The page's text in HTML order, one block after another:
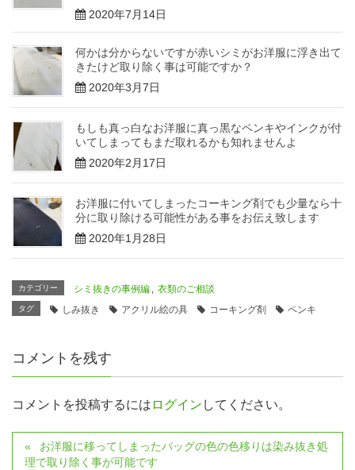
2020年7月14日
何かは分からないですが赤いシミがお洋服に浮き出て
きたけど取り除く事は可能ですか？
2020年3月7日
もしも真っ白なお洋服に真っ黒なペンキやインクが付
いてしまってもまだ取れるかも知れませんよ
2020年2月17日
お洋服に付いてしまったコーキング剤でも少量なら十
分に取り除ける可能性がある事をお伝え致します
2020年1月28日
カテゴリー シミ抜きの事例編 衣類のご相談
タグ しみ抜き アクリル絵の具 コーキング剤 ペンキ
コメントを残す
コメントを投稿するには ログイン してください。
お洋服に移ってしまったバッグの色の色移りは染み抜き処
理で取り除く事が可能です